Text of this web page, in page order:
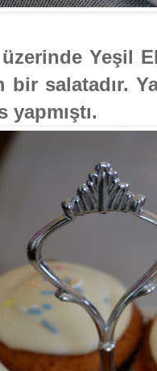
Yeşil
bir salatadır.
yapmıştı.